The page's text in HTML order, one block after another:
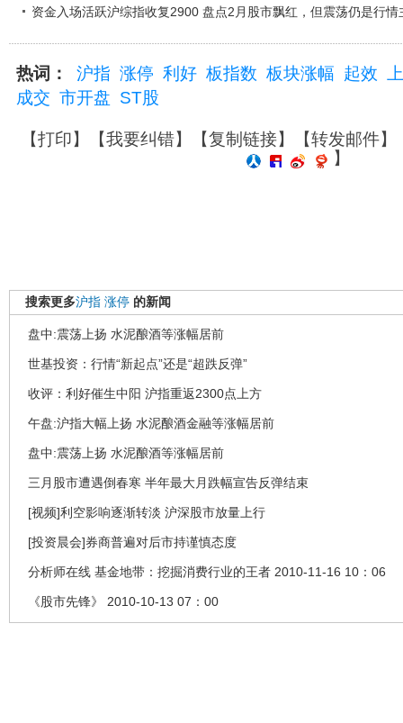
资金入场活跃沪综指收复2900 盘点2月股市飘红，但震荡仍是行情
热词： 沪指 涨停 利好 板指数 板块涨幅 起效
成交 市开盘 ST股
【打印】【我要纠错】【复制链接】【转发邮件】
】
搜索更多沪指 涨停 的新闻
盘中:震荡上扬 水泥酿酒等涨幅居前
世基投资：行情“新起点”还是“超跌反弹”
收评：利好催生中阳 沪指重返2300点上方
午盘:沪指大幅上扬 水泥酿酒金融等涨幅居前
盘中:震荡上扬 水泥酿酒等涨幅居前
三月股市遭遇倒春寒 半年最大月跌幅宣告反弹结束
[视频]利空影响逐渐转淡 沪深股市放量上行
[投资晨会]券商普遍对后市持谨慎态度
分析师在线 基金地带：挖掘消费行业的王者 2010-11-16 10：06
《股市先锋》 2010-10-13 07：00